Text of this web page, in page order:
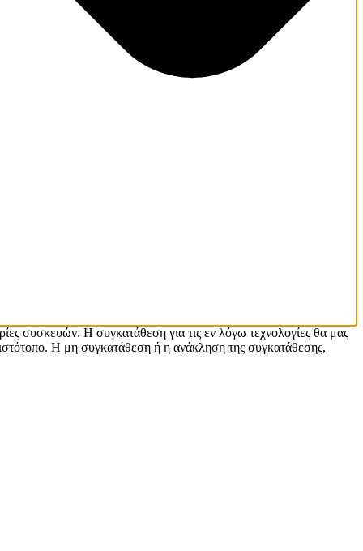
συσκευών. Η συγκατάθεση για τις εν λόγω τεχνολογίες θα μας
Η μη συγκατάθεση ή η ανάκληση της συγκατάθεσης,